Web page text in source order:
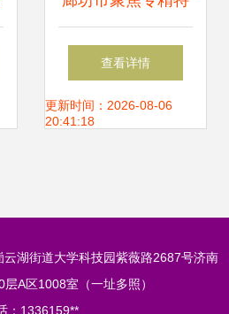
新，培育数控机床
领域更多“单打冠
查看详情
更新时间：2026-08-06
20:41:18
湖街道大学科技园紫薇路2687号济南
A区1008室（一址多照）
：1336159**